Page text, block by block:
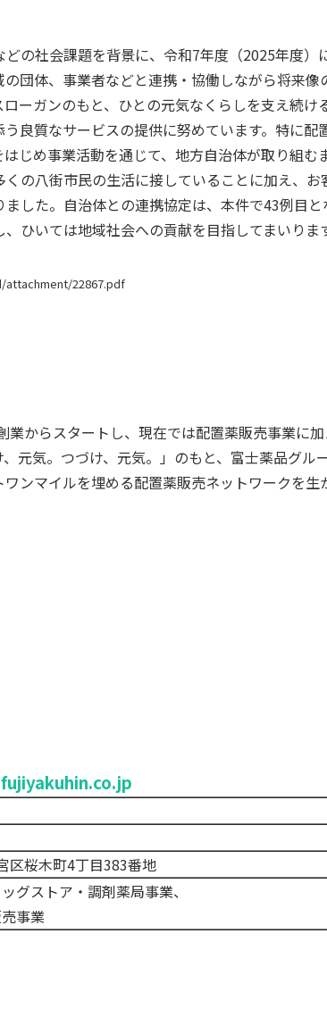
の社会課題を背景に、令和7年度（2025年度
団体、事業者などと連携・協働しながら将来像
ーガンのもと、ひとの元気なくらしを支え続
良質なサービスの提供に努めています。特に
じめ事業活動を通じて、地方自治体が取り組む
の八街市民の生活に接していることに加え、
した。自治体との連携協定は、本件で43例目と
ひいては地域社会への貢献を目指してまいりま
attachment/22867.pdf
からスタートし、現在では配置薬販売事業に
元気。つづけ、元気。」のもと、富士薬品グ
ンマイルを埋める配置薬販売ネットワークを
区桜木町4丁目383番地
グストア・調剤薬局事業、
事業